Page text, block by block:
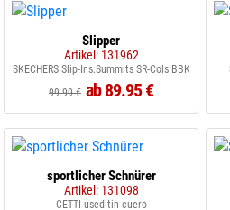
Slipper
Artikel: 131962
SKECHERS Slip-Ins:Summits SR-Cols BBK
99.99 € ab 89.95 €
sportlicher Schnürer
Artikel: 131098
CETTI used tin cuero